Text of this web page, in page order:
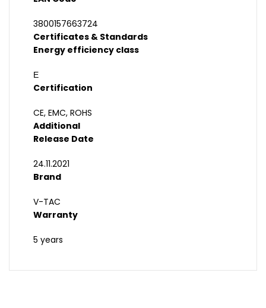
3800157663724
Certificates & Standards
Energy efficiency class
Е
Certification
CE, EMC, ROHS
Additional
Release Date
24.11.2021
Brand
V-TAC
Warranty
5 years